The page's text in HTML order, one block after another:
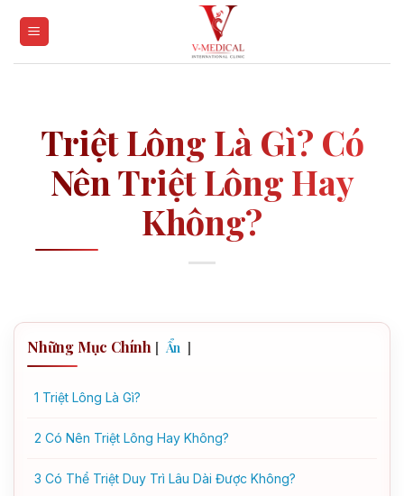
Triệt Lông Là Gì? Có
Nên Triệt Lông Hay
Không?
Những Mục Chính [ Ẩn ]
1 Triệt Lông Là Gì?
2 Có Nên Triệt Lông Hay Không?
3 Có Thể Triệt Duy Trì Lâu Dài Được Không?